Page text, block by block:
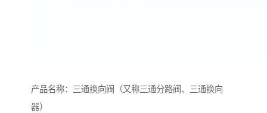
产品名称：三通换向阀（又称三通分路阀、三通换向
器）